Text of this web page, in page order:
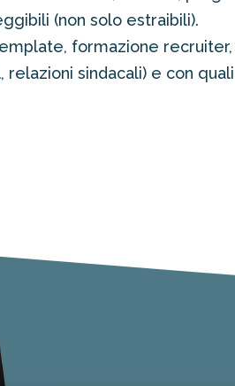
(non solo estraibili).
formazione recruiter,
relazioni sindacali) e con